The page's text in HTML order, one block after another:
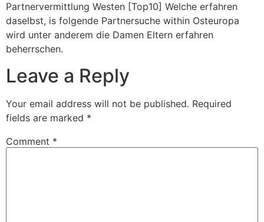
Partnervermittlung Westen [Top10] Welche erfahren
daselbst, is folgende Partnersuche within Osteuropa
wird unter anderem die Damen Eltern erfahren
beherrschen.
Leave a Reply
Your email address will not be published. Required
fields are marked *
Comment *